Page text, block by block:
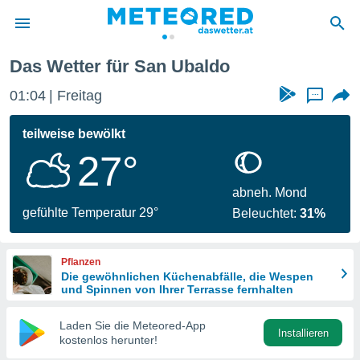
wurde
dass
sind.
diese
Das Wetter für San Ubaldo
01:04 Freitag ...
teilweise bewölkt
27°
gefühlte Temperatur 29°
abneh. Mond
Beleuchtet:31%
Pflanzen
Die gewöhnlichen Küchenabfälle, die Wespen
und Spinnen von Ihrer Terrasse fernhalten
Laden Sie die Meteored-App
kostenlos herunter!
Installieren